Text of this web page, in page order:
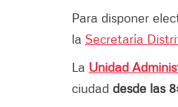
Para disponer
la Secretaría
La Unidad
ciudad desde las